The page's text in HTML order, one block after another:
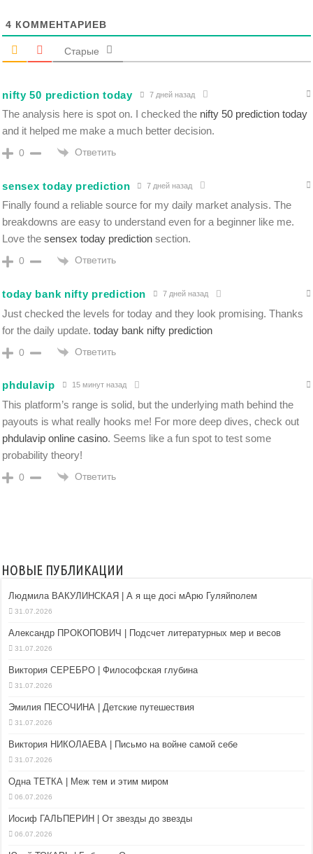
4 КОММЕНТАРИЕВ
Старые
nifty 50 prediction today 7 дней назад
The analysis here is spot on. I checked the nifty 50 prediction today
and it helped me make a much better decision.
0 Ответить
sensex today prediction 7 дней назад
Finally found a reliable source for my daily market analysis. The
breakdowns are easy to understand even for a beginner like me.
Love thesensex today prediction section.
0 Ответить
today bank nifty prediction 7 дней назад
Just checked the levels for today and they look promising. Thanks
for the daily update.today bank nifty prediction
0 Ответить
phdulavip 15 минут назад
This platform’s range is solid, but the underlying math behind the
payouts is what really hooks me! For more deep dives, check out
phdulavip online casino. Seems like a fun spot to test some
probability theory!
0 Ответить
НОВЫЕ ПУБЛИКАЦИИ
Людмила ВАКУЛИНСКАЯ | А я ще досі мАрю Гуляйполем
31.07.2026
Александр ПРОКОПОВИЧ | Подсчет литературных мер и весов
31.07.2026
Виктория СЕРЕБРО | Философская глубина
31.07.2026
Эмилия ПЕСОЧИНА | Детские путешествия
31.07.2026
Виктория НИКОЛАЕВА | Письмо на войне самой себе
31.07.2026
Одна ТЕТКА | Меж тем и этим миром
06.07.2026
Иосиф ГАЛЬПЕРИН | От звезды до звезды
06.07.2026